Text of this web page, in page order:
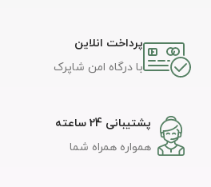
پرداخت انلاین
با درگاه امن شاپرک
پشتیبانی 24 ساعته
همواره همراه شما